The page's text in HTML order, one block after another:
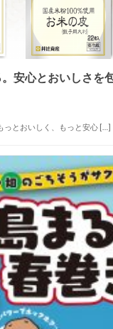
安心とおいしさを
っとおいしく、もっと安心 […]